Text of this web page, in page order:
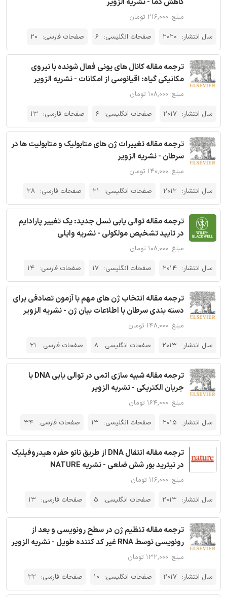
کاهش دما - نشریه الزویر
مبلغ: ۲۱۶,۰۰۰ تومان
سال انتشار: 2020 صفحات انگلیسی: 6 صفحات فارسی: 20
ترجمه مقاله کانال های یونی فعال شونده با نیروی
مکانیکی گیاه: اقیانوسی از امکانات - نشریه الزویر
مبلغ: ۱۰۸,۰۰۰ تومان
سال انتشار: 2017 صفحات انگلیسی: 6 صفحات فارسی: 13
ترجمه مقاله تغییرات ژن های متابولیک و متابولیت ها در
سرطان - نشریه الزویر
مبلغ: ۱۴۰,۰۰۰ تومان
سال انتشار: 2012 صفحات انگلیسی: 21 صفحات فارسی: 28
ترجمه مقاله توالی یابی نسل جدید: یک تغییر پارادایم
در تایید تشخیص مولکولی - نشریه وایلی
مبلغ: ۱۰۸,۰۰۰ تومان
سال انتشار: 2014 صفحات انگلیسی: 17 صفحات فارسی: 14
ترجمه مقاله انتخاب ژن های مهم با آزمون تصادفی برای
دسته بندی سرطان با اطلاعات بیان ژن - نشریه الزویر
مبلغ: ۱۴۸,۰۰۰ تومان
سال انتشار: 2013 صفحات انگلیسی: 8 صفحات فارسی: 21
ترجمه مقاله شبیه سازی اتمی در توالی یابی DNA با
جریان الکتریکی - نشریه الزویر
مبلغ: ۱۶۴,۰۰۰ تومان
سال انتشار: 2015 صفحات انگلیسی: 13 صفحات فارسی: 34
ترجمه مقاله انتقال DNA از طریق نانو حفره هیدروفیلیک
در نیترید بور شش ضلعی - نشریه NATURE
مبلغ: ۱۱۶,۰۰۰ تومان
سال انتشار: 2013 صفحات انگلیسی: 5 صفحات فارسی: 13
ترجمه مقاله تنظیم ژن در سطح رونویسی و بعد از
رونویسی توسط RNA غیر کد کننده طویل - نشریه الزویر
مبلغ: ۱۳۲,۰۰۰ تومان
سال انتشار: 2017 صفحات انگلیسی: 10 صفحات فارسی: 22